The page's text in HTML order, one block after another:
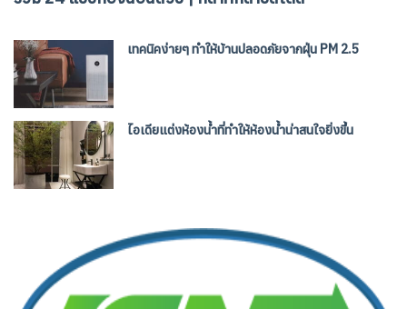
เทคนิคง่ายๆ ทำให้บ้านปลอดภัยจากฝุ่น PM 2.5
ไอเดียแต่งห้องน้ำที่ทำให้ห้องน้ำน่าสนใจยิ่งขึ้น